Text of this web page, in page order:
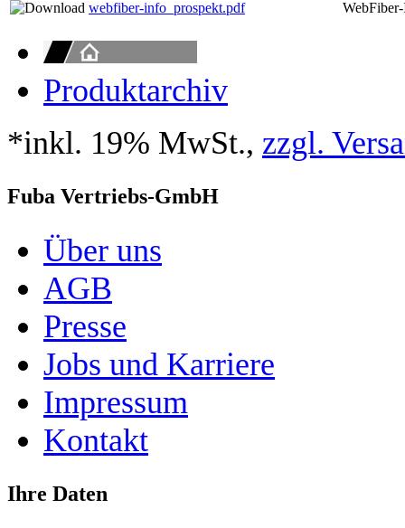
webfiber-info_prospekt.pdf
Produktarchiv
*inkl. 19% MwSt., zzgl.
Fuba Vertriebs-GmbH
Über uns
AGB
Presse
Jobs und Karriere
Impressum
Kontakt
Ihre Daten